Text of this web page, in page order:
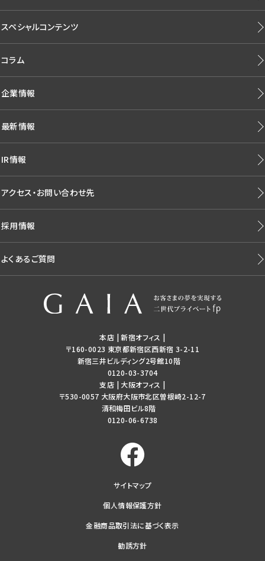
スペシャルコンテンツ
コラム
企業情報
最新情報
IR情報
アクセス・お問い合わせ先
採用情報
よくあるご質問
本店 | 新宿オフィス |
〒160-0023 東京都新宿区西新宿 3-2-11
新宿三井ビルディング2号館10階
0120-03-3704
支店 | 大阪オフィス |
〒530-0057 大阪府大阪市北区曽根崎2-12-7
清和梅田ビル8階
0120-06-6738
サイトマップ
個人情報保護方針
金融商品取引法に基づく表示
勧誘方針